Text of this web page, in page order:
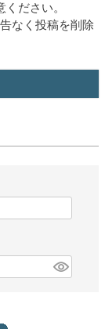
ださい。
なく投稿を削除